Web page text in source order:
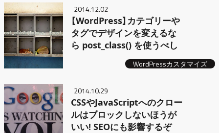
2014.12.02
【WordPress】カテゴリーや
タグでデザインを変えるな
ら post_class() を使うべし
WordPressカスタマイズ
2014.10.29
CSSやJavaScriptへのクロー
ルはブロックしないほうが
いい! SEOにも影響するぞ